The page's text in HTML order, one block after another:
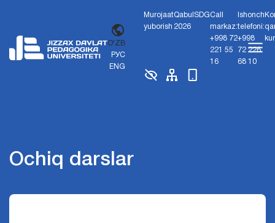
O'ZB
РУС
ENG
Murojaat
yuborish
Qabul
2026
SDGCall
markaz:
+998 72
221 55
16
Ishonch
telefoni:
+998
72 226
68 10
Ochiq darslar